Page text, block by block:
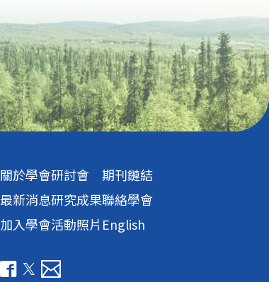
關於學會
最新消息
加入學會
研討會
研究成果
活動照片
期刊鏈結
聯絡學會
English